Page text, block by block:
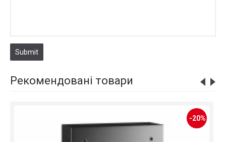
Submit
Рекомендовані товари
-20%